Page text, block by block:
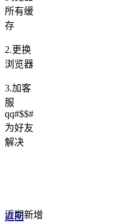
所有缓
存
2.更换
浏览器
3.加客
服
qq#$$#
为好友
解决
返回
近期新增